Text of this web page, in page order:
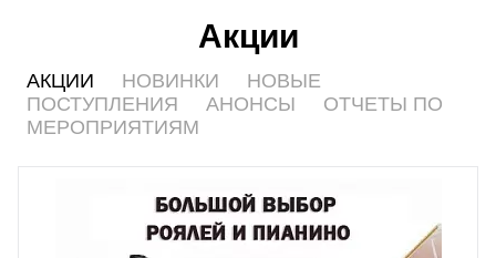
Акции
АКЦИИ НОВИНКИ
НОВЫЕ
ПОСТУПЛЕНИЯ
АНОНСЫ
ОТЧЕТЫ ПО
МЕРОПРИЯТИЯМ